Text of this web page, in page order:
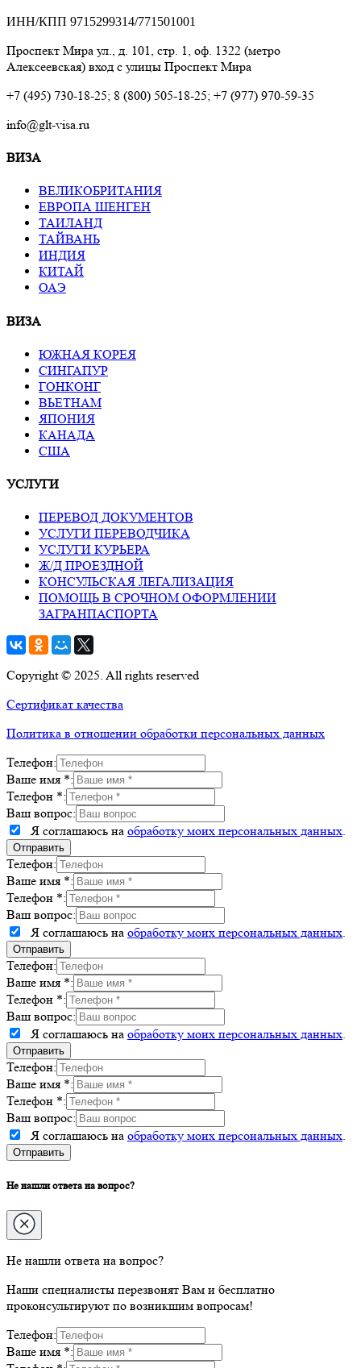
ИНН/КПП 9715299314/771501001
Проспект Мира ул., д. 101, стр. 1, оф. 1322 (метро
Алексеевская) вход с улицы Проспект Мира
+7 (495) 730-18-25; 8 (800) 505-18-25; +7 (977) 970-59-35
info@glt-visa.ru
ВИЗА
ВЕЛИКОБРИТАНИЯ
ЕВРОПА ШЕНГЕН
ТАИЛАНД
ТАЙВАНЬ
ИНДИЯ
КИТАЙ
ОАЭ
ВИЗА
ЮЖНАЯ КОРЕЯ
СИНГАПУР
ГОНКОНГ
ВЬЕТНАМ
ЯПОНИЯ
КАНАДА
США
УСЛУГИ
ПЕРЕВОД ДОКУМЕНТОВ
УСЛУГИ ПЕРЕВОДЧИКА
УСЛУГИ КУРЬЕРА
Ж/Д ПРОЕЗДНОЙ
КОНСУЛЬСКАЯ ЛЕГАЛИЗАЦИЯ
ПОМОЩЬ В СРОЧНОМ ОФОРМЛЕНИИ
ЗАГРАНПАСПОРТА
Copyright © 2025. All rights reserved
Сертификат качества
Политика в отношении обработки персональных данных
Телефон:
Ваше имя *:
Телефон *:
Ваш вопрос:
Я соглашаюсь на обработку моих персональных данных.
Телефон:
Ваше имя *:
Телефон *:
Ваш вопрос:
Я соглашаюсь на обработку моих персональных данных.
Телефон:
Ваше имя *:
Телефон *:
Ваш вопрос:
Я соглашаюсь на обработку моих персональных данных.
Телефон:
Ваше имя *:
Телефон *:
Ваш вопрос:
Я соглашаюсь на обработку моих персональных данных.
Не нашли ответа на вопрос?
Не нашли ответа на вопрос?
Наши специалисты перезвонят Вам и бесплатно
проконсультируют по возникшим вопросам!
Телефон:
Ваше имя *: